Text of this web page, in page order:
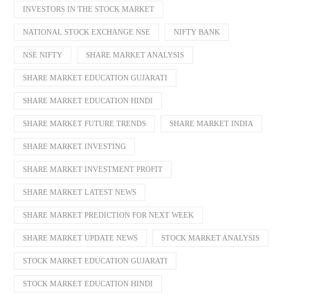
INVESTORS IN THE STOCK MARKET
NATIONAL STOCK EXCHANGE NSE NIFTY BANK
NSE NIFTY SHARE MARKET ANALYSIS
SHARE MARKET EDUCATION GUJARATI
SHARE MARKET EDUCATION HINDI
SHARE MARKET FUTURE TRENDS SHARE MARKET INDIA
SHARE MARKET INVESTING
SHARE MARKET INVESTMENT PROFIT
SHARE MARKET LATEST NEWS
SHARE MARKET PREDICTION FOR NEXT WEEK
SHARE MARKET UPDATE NEWS STOCK MARKET ANALYSIS
STOCK MARKET EDUCATION GUJARATI
STOCK MARKET EDUCATION HINDI